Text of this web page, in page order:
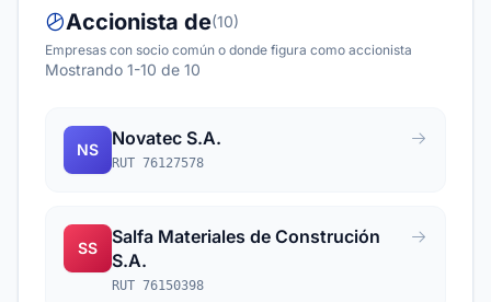
Accionista de(10)
Empresas con socio común o donde figura como accionista
Mostrando 1-10 de 10
NS
Novatec S.A.
RUT 76127578
SS
Salfa Materiales de Construción
S.A.
RUT 76150398